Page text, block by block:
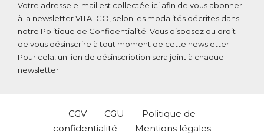
Votre adresse e-mail est collectée ici afin de vous abonner
à la newsletter VITALCO, selon les modalités décrites dans
notre Politique de Confidentialité. Vous disposez du droit
de vous désinscrire à tout moment de cette newsletter.
Pour cela, un lien de désinscription sera joint à chaque
newsletter.
CGV CGU
Politique de
confidentialité
Mentions légales